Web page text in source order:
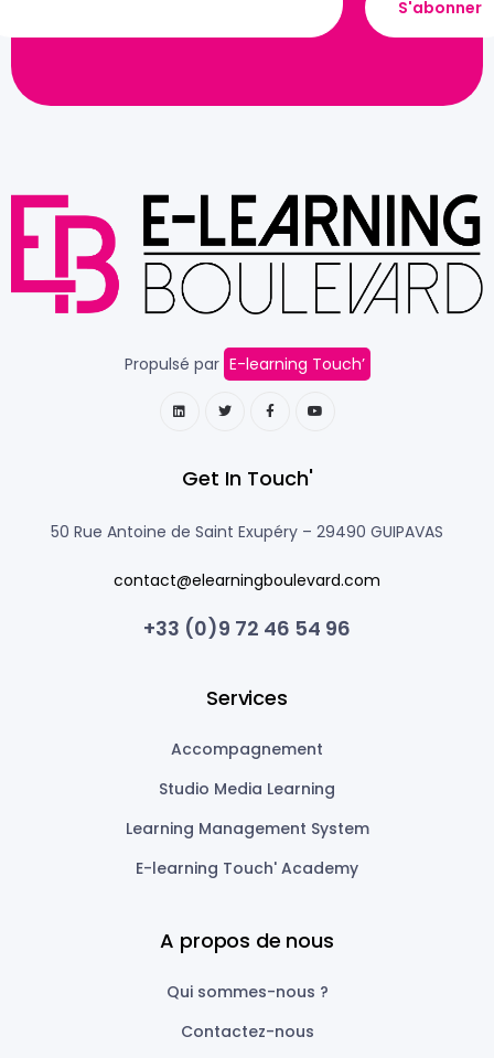
Propulsé par E-learning Touch’
Get In Touch'
50 Rue Antoine de Saint Exupéry – 29490 GUIPAVAS
contact@elearningboulevard.com
+33 (0)9 72 46 54 96
Services
Accompagnement
Studio Media Learning
Learning Management System
E-learning Touch' Academy
A propos de nous
Qui sommes-nous ?
Contactez-nous